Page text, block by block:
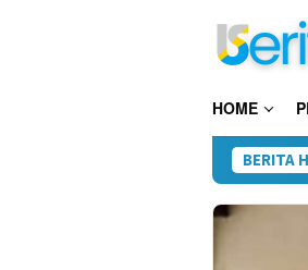
HOME
BERITA
Donasi Pakaian untuk Korban